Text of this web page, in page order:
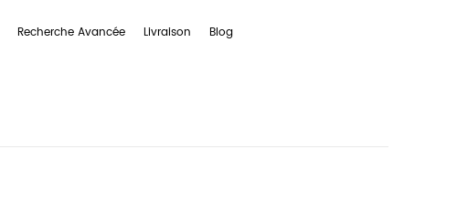
Recherche Avancée Livraison Blog